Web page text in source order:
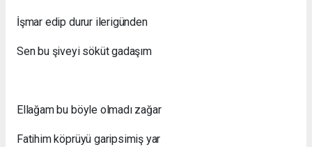
İşmar edip durur ilerigünden
Sen bu şiveyi söküt gadaşım
Ellağam bu böyle olmadı zağar
Fatihim köprüyü garipsimiş yar